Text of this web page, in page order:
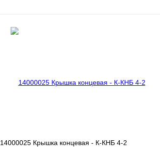
14000025 Крышка концевая - К-КНБ 4-2